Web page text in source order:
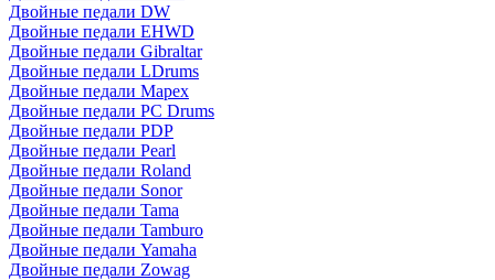
Двойные педали DW
Двойные педали EHWD
Двойные педали Gibraltar
Двойные педали LDrums
Двойные педали Mapex
Двойные педали PC Drums
Двойные педали PDP
Двойные педали Pearl
Двойные педали Roland
Двойные педали Sonor
Двойные педали Tama
Двойные педали Tamburo
Двойные педали Yamaha
Двойные педали Zowag